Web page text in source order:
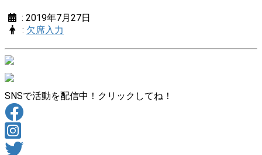
: 2019年7月27日
: 欠席入力
SNSで活動を配信中！クリックしてね！